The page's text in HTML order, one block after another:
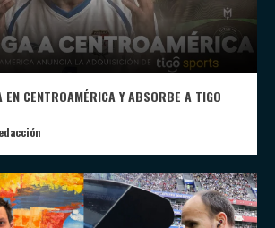
EN CENTROAMÉRICA Y ABSORBE A TIGO